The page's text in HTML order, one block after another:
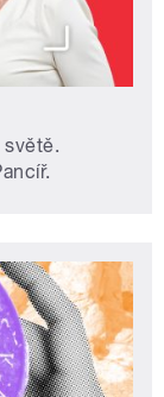
světě.